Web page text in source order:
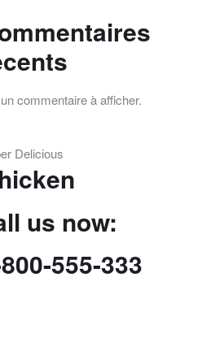
commentaire à afficher.
Delicious
us now:
555-333